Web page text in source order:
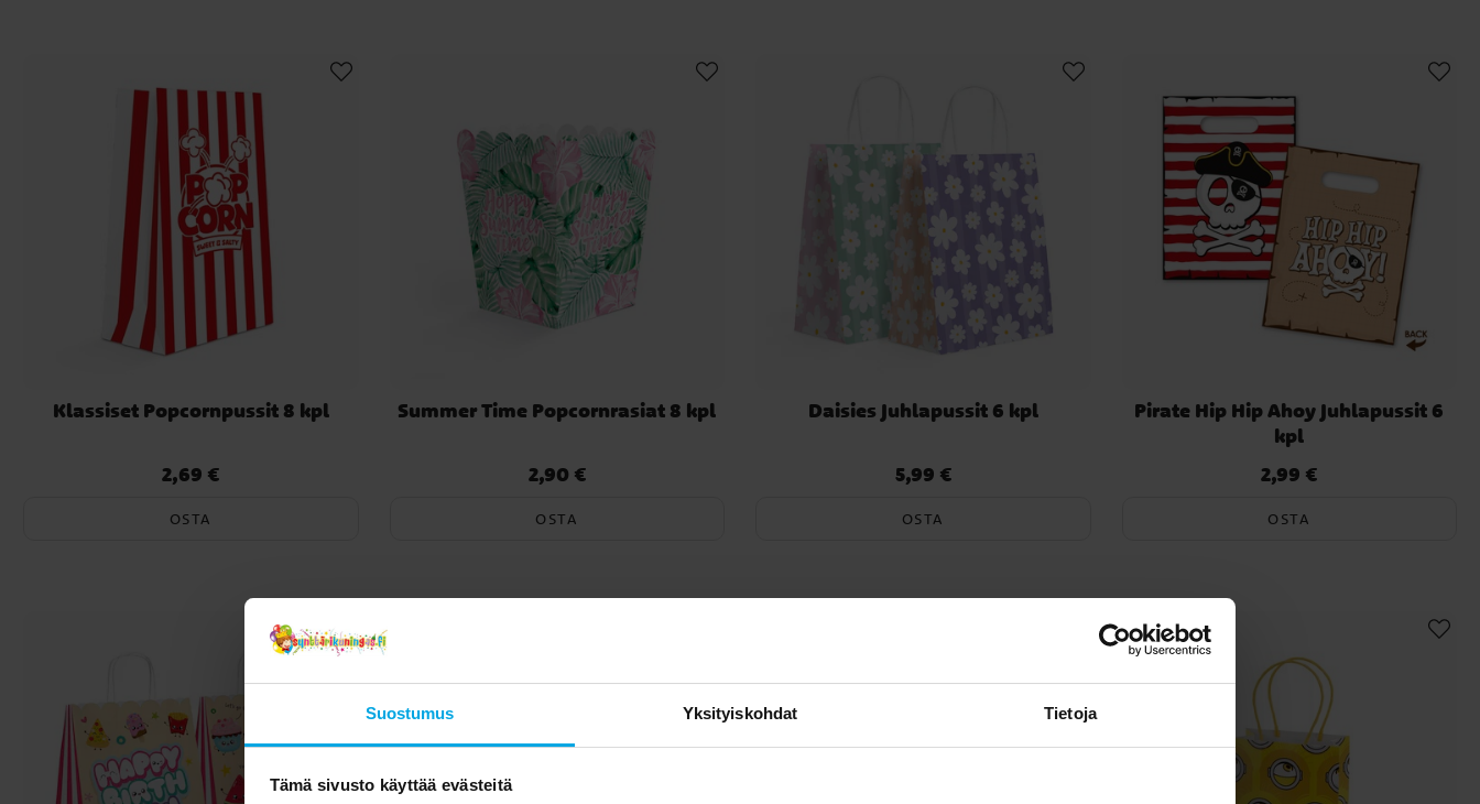
Suostumus Yksityiskohdat Tietoja
Tämä sivusto käyttää evästeitä
Klassiset Popcornpussit 8 kpl
Hinta:2,69 €
2,69 €
OSTA
Summer Time Popcornrasiat 8 kpl
Hinta:2,90 €
2,90 €
OSTA
Daisies Juhlapussit 6 kpl
Hinta:5,99 €
5,99 €
OSTA
Pirate Hip Hip Ahoy Juhlapussit 6
kpl
Hinta:2,99 €
2,99 €
OSTA